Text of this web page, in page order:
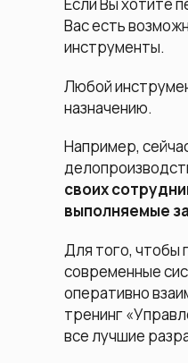
Если Вы хотите
Вас есть
инструменты.
Любой
назначению.
Например,
своих
выполняемые
Для того, чтобы
современные
оперативно
тренинг
все лучшие